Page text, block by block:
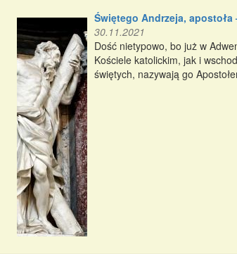
Świętego Andrzeja, apostoła
30.11.2021
Dość nietypowo, bo już w
Kościele katolickim, jak i
świętych, nazywają go